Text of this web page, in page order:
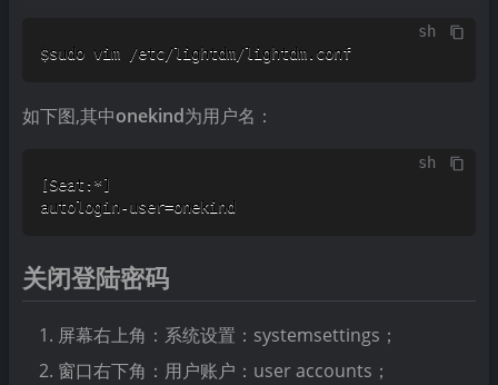
sh
$sudo vim /etc/lightdm/lightdm.conf
如下图,其中onekind为用户名：
sh
autologin-user=onekind
关闭登陆密码
屏幕右上角：系统设置：systemsettings；
窗口右下角：用户账户：user accounts；